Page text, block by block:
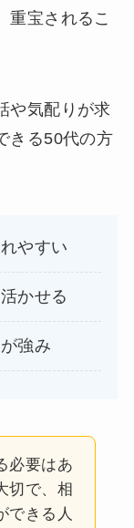
重宝されるこ
や気配りが求
きる50代の方
やすい
かせる
強み
必要はあ
切で、相
できる人